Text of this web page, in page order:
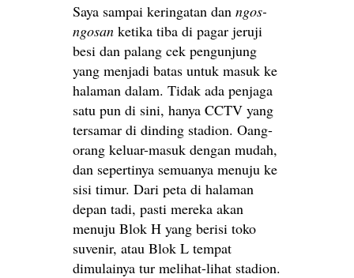
Saya sampai keringatan dan ngos-
ngosan ketika tiba di pagar jeruji
besi dan palang cek pengunjung
yang menjadi batas untuk masuk ke
halaman dalam. Tidak ada penjaga
satu pun di sini, hanya CCTV yang
tersamar di dinding stadion. Oang-
orang keluar-masuk dengan mudah,
dan sepertinya semuanya menuju ke
sisi timur. Dari peta di halaman
depan tadi, pasti mereka akan
menuju Blok H yang berisi toko
suvenir, atau Blok L tempat
dimulainya tur melihat-lihat stadion.